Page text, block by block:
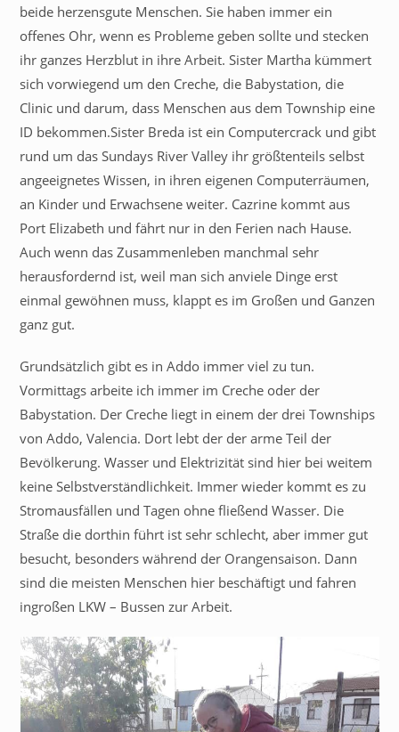
beide herzensgute Menschen. Sie haben immer ein
offenes Ohr, wenn es Probleme geben sollte und stecken
ihr ganzes Herzblut in ihre Arbeit. Sister Martha kümmert
sich vorwiegend um den Creche, die Babystation, die
Clinic und darum, dass Menschen aus dem Township eine
ID bekommen.Sister Breda ist ein Computercrack und gibt
rund um das Sundays River Valley ihr größtenteils selbst
angeeignetes Wissen, in ihren eigenen Computerräumen,
an Kinder und Erwachsene weiter. Cazrine kommt aus
Port Elizabeth und fährt nur in den Ferien nach Hause.
Auch wenn das Zusammenleben manchmal sehr
herausfordernd ist, weil man sich anviele Dinge erst
einmal gewöhnen muss, klappt es im Großen und Ganzen
ganz gut.
Grundsätzlich gibt es in Addo immer viel zu tun.
Vormittags arbeite ich immer im Creche oder der
Babystation. Der Creche liegt in einem der drei Townships
von Addo, Valencia. Dort lebt der der arme Teil der
Bevölkerung. Wasser und Elektrizität sind hier bei weitem
keine Selbstverständlichkeit. Immer wieder kommt es zu
Stromausfällen und Tagen ohne fließend Wasser. Die
Straße die dorthin führt ist sehr schlecht, aber immer gut
besucht, besonders während der Orangensaison. Dann
sind die meisten Menschen hier beschäftigt und fahren
ingroßen LKW – Bussen zur Arbeit.